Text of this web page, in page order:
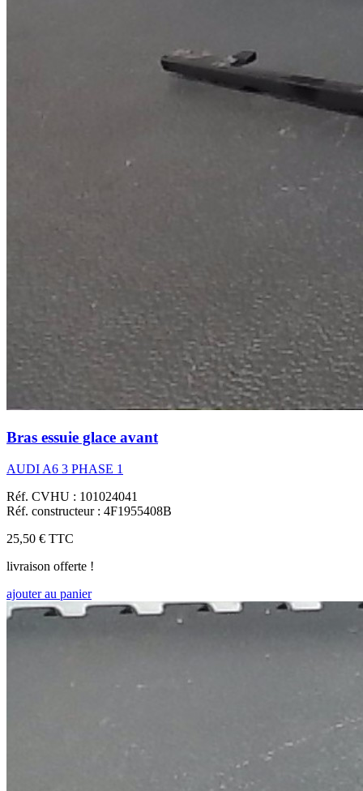
Bras essuie glace avant
AUDI A6 3 PHASE 1
Réf. CVHU : 101024041
Réf. constructeur : 4F1955408B
25,50 € TTC
livraison offerte !
ajouter au panier